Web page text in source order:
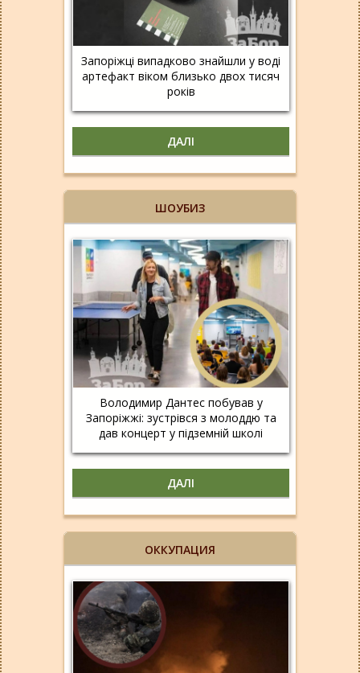
Запоріжці випадково знайшли у воді
артефакт віком близько двох тисяч
років
ДАЛІ
ШОУБИЗ
Володимир Дантес побував у
Запоріжжі: зустрівся з молоддю та
дав концерт у підземній школі
ДАЛІ
ОККУПАЦИЯ